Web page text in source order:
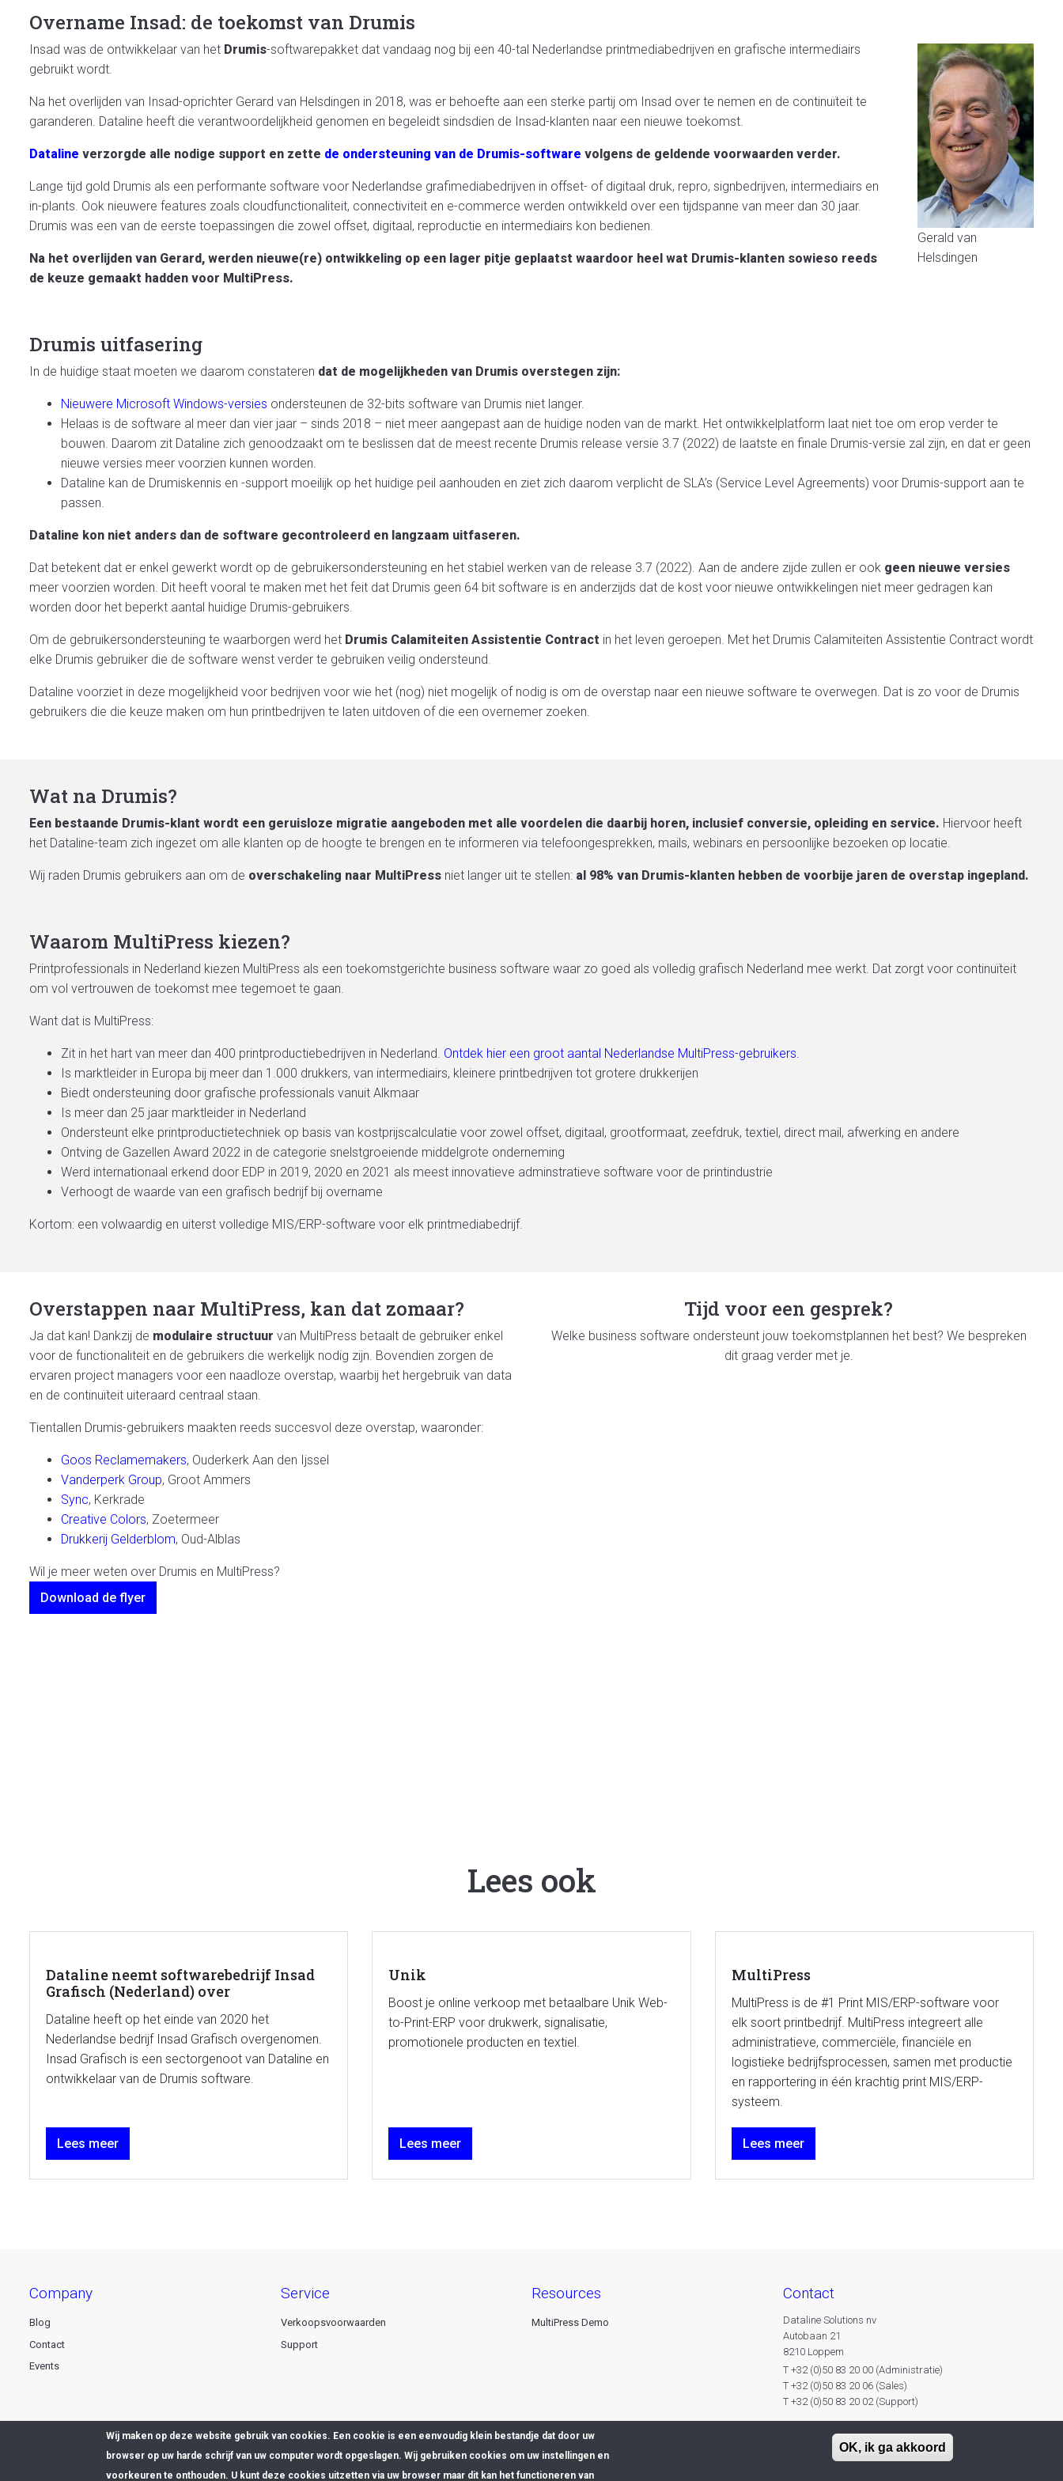
Overname Insad: de toekomst van Drumis
Gerald van
Helsdingen
Insad was de ontwikkelaar van het Drumis-softwarepakket dat vandaag nog bij een 40-tal Nederlandse printmediabedrijven en grafische intermediairs
gebruikt wordt.
Na het overlijden van Insad-oprichter Gerard van Helsdingen in 2018, was er behoefte aan een sterke partij om Insad over te nemen en de continuïteit te
garanderen. Dataline heeft die verantwoordelijkheid genomen en begeleidt sindsdien de Insad-klanten naar een nieuwe toekomst.
Dataline verzorgde alle nodige support en zette de ondersteuning van de Drumis-software volgens de geldende voorwaarden verder.
Lange tijd gold Drumis als een performante software voor Nederlandse grafimediabedrijven in offset- of digitaal druk, repro, signbedrijven, intermediairs en
in-plants. Ook nieuwere features zoals cloudfunctionaliteit, connectiviteit en e-commerce werden ontwikkeld over een tijdspanne van meer dan 30 jaar.
Drumis was een van de eerste toepassingen die zowel offset, digitaal, reproductie en intermediairs kon bedienen.
Na het overlijden van Gerard, werden nieuwe(re) ontwikkeling op een lager pitje geplaatst waardoor heel wat Drumis-klanten sowieso reeds
de keuze gemaakt hadden voor MultiPress.
Drumis uitfasering
In de huidige staat moeten we daarom constateren dat de mogelijkheden van Drumis overstegen zijn:
Nieuwere Microsoft Windows-versies ondersteunen de 32-bits software van Drumis niet langer.
Helaas is de software al meer dan vier jaar – sinds 2018 – niet meer aangepast aan de huidige noden van de markt. Het ontwikkelplatform laat niet toe om erop verder te
bouwen. Daarom zit Dataline zich genoodzaakt om te beslissen dat de meest recente Drumis release versie 3.7 (2022) de laatste en finale Drumis-versie zal zijn, en dat er geen
nieuwe versies meer voorzien kunnen worden.
Dataline kan de Drumiskennis en -support moeilijk op het huidige peil aanhouden en ziet zich daarom verplicht de SLA’s (Service Level Agreements) voor Drumis-support aan te
passen.
Dataline kon niet anders dan de software gecontroleerd en langzaam uitfaseren.
Dat betekent dat er enkel gewerkt wordt op de gebruikersondersteuning en het stabiel werken van de release 3.7 (2022). Aan de andere zijde zullen er ook geen nieuwe versies
meer voorzien worden. Dit heeft vooral te maken met het feit dat Drumis geen 64 bit software is en anderzijds dat de kost voor nieuwe ontwikkelingen niet meer gedragen kan
worden door het beperkt aantal huidige Drumis-gebruikers.
Om de gebruikersondersteuning te waarborgen werd het Drumis Calamiteiten Assistentie Contract in het leven geroepen. Met het Drumis Calamiteiten Assistentie Contract wordt
elke Drumis gebruiker die de software wenst verder te gebruiken veilig ondersteund.
Dataline voorziet in deze mogelijkheid voor bedrijven voor wie het (nog) niet mogelijk of nodig is om de overstap naar een nieuwe software te overwegen. Dat is zo voor de Drumis
gebruikers die die keuze maken om hun printbedrijven te laten uitdoven of die een overnemer zoeken.
Wat na Drumis?
Een bestaande Drumis-klant wordt een geruisloze migratie aangeboden met alle voordelen die daarbij horen, inclusief conversie, opleiding en service. Hiervoor heeft
het Dataline-team zich ingezet om alle klanten op de hoogte te brengen en te informeren via telefoongesprekken, mails, webinars en persoonlijke bezoeken op locatie.
Wij raden Drumis gebruikers aan om de overschakeling naar MultiPress niet langer uit te stellen: al 98% van Drumis-klanten hebben de voorbije jaren de overstap ingepland.
Waarom MultiPress kiezen?
Printprofessionals in Nederland kiezen MultiPress als een toekomstgerichte business software waar zo goed als volledig grafisch Nederland mee werkt. Dat zorgt voor continuïteit
om vol vertrouwen de toekomst mee tegemoet te gaan.
Want dat is MultiPress:
Zit in het hart van meer dan 400 printproductiebedrijven in Nederland. Ontdek hier een groot aantal Nederlandse MultiPress-gebruikers.
Is marktleider in Europa bij meer dan 1.000 drukkers, van intermediairs, kleinere printbedrijven tot grotere drukkerijen
Biedt ondersteuning door grafische professionals vanuit Alkmaar
Is meer dan 25 jaar marktleider in Nederland
Ondersteunt elke printproductietechniek op basis van kostprijscalculatie voor zowel offset, digitaal, grootformaat, zeefdruk, textiel, direct mail, afwerking en andere
Ontving de Gazellen Award 2022 in de categorie snelstgroeiende middelgrote onderneming
Werd internationaal erkend door EDP in 2019, 2020 en 2021 als meest innovatieve adminstratieve software voor de printindustrie
Verhoogt de waarde van een grafisch bedrijf bij overname
Kortom: een volwaardig en uiterst volledige MIS/ERP-software voor elk printmediabedrijf.
Overstappen naar MultiPress, kan dat zomaar?
Ja dat kan! Dankzij de modulaire structuur van MultiPress betaalt de gebruiker enkel
voor de functionaliteit en de gebruikers die werkelijk nodig zijn. Bovendien zorgen de
ervaren project managers voor een naadloze overstap, waarbij het hergebruik van data
en de continuïteit uiteraard centraal staan.
Tientallen Drumis-gebruikers maakten reeds succesvol deze overstap, waaronder:
Goos Reclamemakers, Ouderkerk Aan den Ijssel
Vanderperk Group, Groot Ammers
Sync, Kerkrade
Creative Colors, Zoetermeer
Drukkerij Gelderblom, Oud-Alblas
Wil je meer weten over Drumis en MultiPress?
Download de flyer
Tijd voor een gesprek?
Welke business software ondersteunt jouw toekomstplannen het best? We bespreken
dit graag verder met je.
Lees ook
Dataline neemt softwarebedrijf Insad
Grafisch (Nederland) over
Dataline heeft op het einde van 2020 het
Nederlandse bedrijf Insad Grafisch overgenomen.
Insad Grafisch is een sectorgenoot van Dataline en
ontwikkelaar van de Drumis software.
Lees meer
Unik
Boost je online verkoop met betaalbare Unik Web-
to-Print-ERP voor drukwerk, signalisatie,
promotionele producten en textiel.
Lees meer
MultiPress
MultiPress is de #1 Print MIS/ERP-software voor
elk soort printbedrijf. MultiPress integreert alle
administratieve, commerciële, financiële en
logistieke bedrijfsprocessen, samen met productie
en rapportering in één krachtig print MIS/ERP-
systeem.
Lees meer
company
Blog
Contact
Events
service
Verkoopsvoorwaarden
Support
resources
MultiPress Demo
contact
Dataline Solutions nv
Autobaan 21
8210 Loppem
T +32 (0)50 83 20 00 (Administratie)
T +32 (0)50 83 20 06 (Sales)
T +32 (0)50 83 20 02 (Support)
Wij maken op deze website gebruik van cookies. Een cookie is een eenvoudig klein bestandje dat door uw
browser op uw harde schrijf van uw computer wordt opgeslagen. Wij gebruiken cookies om uw instellingen en
voorkeuren te onthouden. U kunt deze cookies uitzetten via uw browser maar dit kan het functioneren van
OK, ik ga akkoord